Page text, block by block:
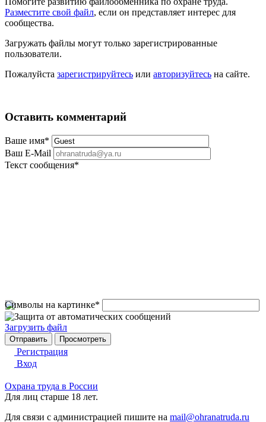
Разместите свой файл, если он представляет интерес для
сообщества.
Загружать файлы могут только зарегистрированные
пользователи.
Пожалуйста зарегистрируйтесь или авторизуйтесь на сайте.
Оставить комментарий
Ваше имя*
Ваш E-Mail
Текст сообщения*
Символы на картинке*
Загрузить файл
Регистрация
Вход
Охрана труда в России
Для лиц старше 18 лет.
Для связи с администрацией пишите на mail@ohranatruda.ru